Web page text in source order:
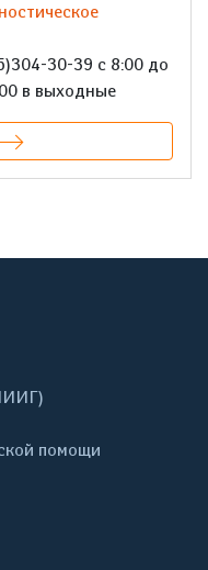
30-39 с 8:00 до
в выходные
помощи